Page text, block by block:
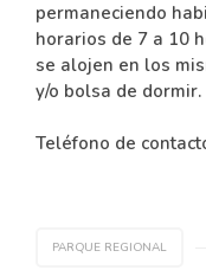
permaneciendo
horarios de 7 a 10
se alojen en los
y/o bolsa de dormir.
Teléfono de
PARQUE REGIONAL